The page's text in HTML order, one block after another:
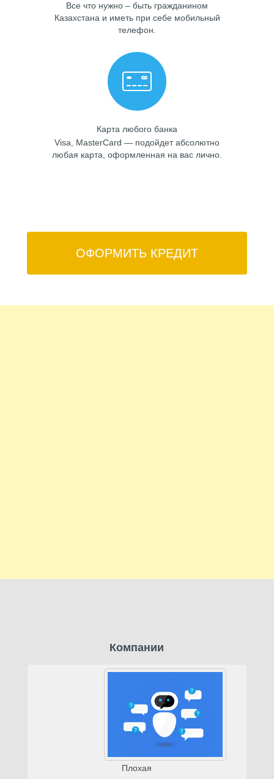
Все что нужно – быть гражданином
Казахстана и иметь при себе мобильный
телефон.
Карта любого банка
Visa, MasterCard — подойдет абсолютно
любая карта, оформленная на вас лично.
ОФОРМИТЬ КРЕДИТ
Компании
Плохая